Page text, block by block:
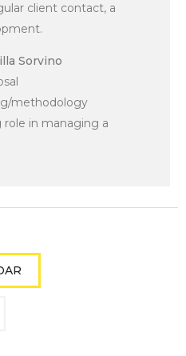
client contact, a
Sorvino
methodology
role in managing a